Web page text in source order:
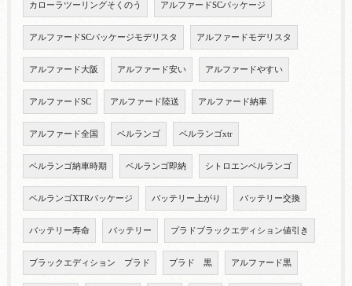
カローラツーリングそくのう アルファードSCパッケージ
アルファードSCパッケージモデリスタ アルファードモデリスタ
アルファード大阪 アルファード安い アルファードやすい
アルファードSC アルファード陸送 アルファード納車
アルファード全国 ベルランゴ ベルランゴxtr
ベルランゴ納車時期 ベルランゴ即納 シトロエンベルランゴ
ベルランゴXTRパッケージ バッテリー上がり バッテリー交換
バッテリー寿命 バッテリー プラドブラックエディション値引き
ブラックエディション プラド プラド 黒 アルファード黒